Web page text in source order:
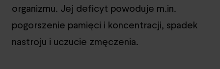
organizmu. Jej deficyt powoduje m.in.
pogorszenie pamięci i koncentracji, spadek
nastroju i uczucie zmęczenia.